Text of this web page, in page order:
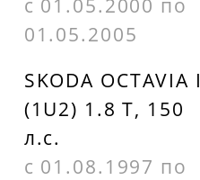
01.05.2005
SKODA OCTAVIA
(1U2) 1.8 T, 150
л.с.
с 01.08.1997 по